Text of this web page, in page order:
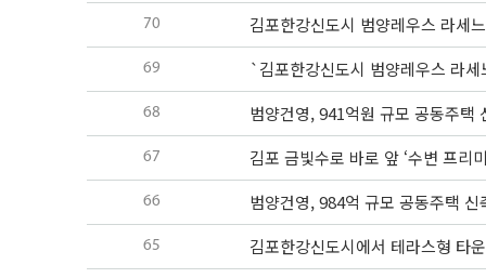
70 김포한강신도시 범양레우스 라세
69 `김포한강신도시 범양레우스 라
68 범양건영, 941억원 규모 공동주택
67 김포 금빛수로 바로 앞 ‘수변 프리
66 범양건영, 984억 규모 공동주택 신
65 김포한강신도시에서 테라스형 타